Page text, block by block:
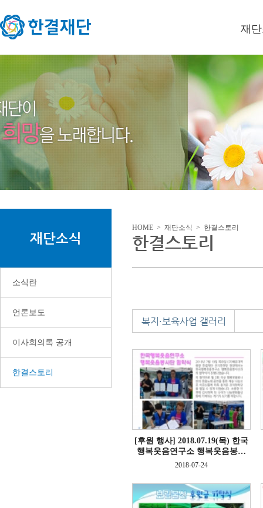
재
이사
미션/
연혁
재단소식
소식란
언론보도
이사회의록 공개
한결스토리
HOME > 재단소식 > 한결스토리
한결스토리
복지·보육사업 갤러리
[후원 행사] 2018.07.19(목) 한국
행복웃음연구소 행복웃음봉…
2018-07-24